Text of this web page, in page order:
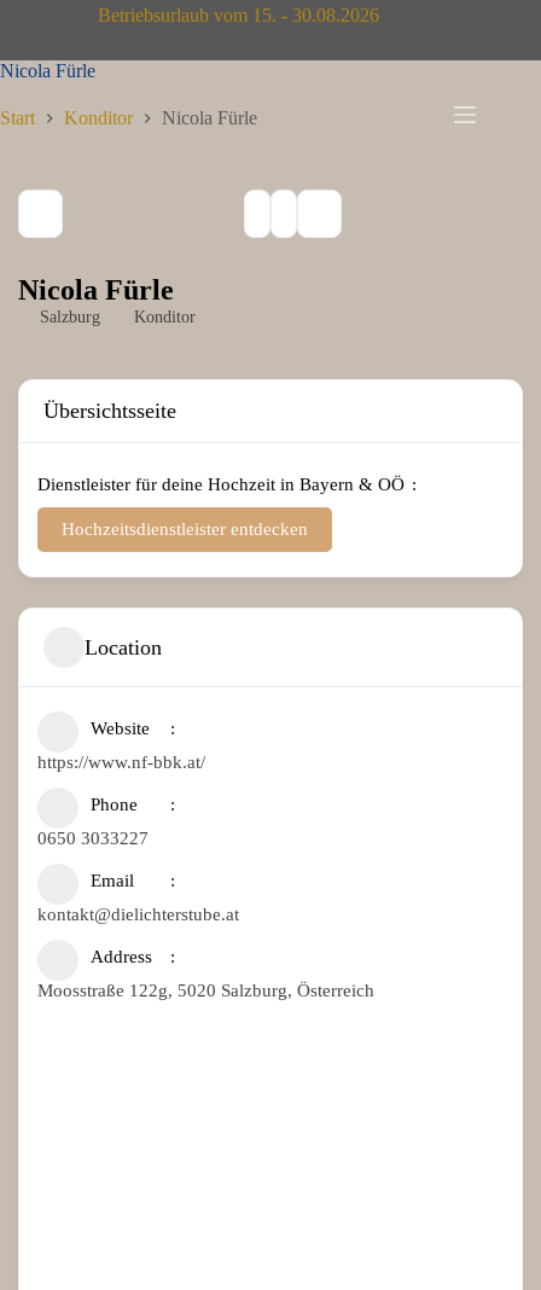
Betriebsurlaub vom 15. - 30.08.2026
Nicola Fürle
Start Konditor Nicola Fürle
Nicola Fürle
Salzburg Konditor
Übersichtsseite
Dienstleister für deine Hochzeit in Bayern & OÖ
Hochzeitsdienstleister entdecken
Location
Website
https://www.nf-bbk.at/
Phone
0650 3033227
Email
kontakt@dielichterstube.at
Address
Moosstraße 122g, 5020 Salzburg, Österreich